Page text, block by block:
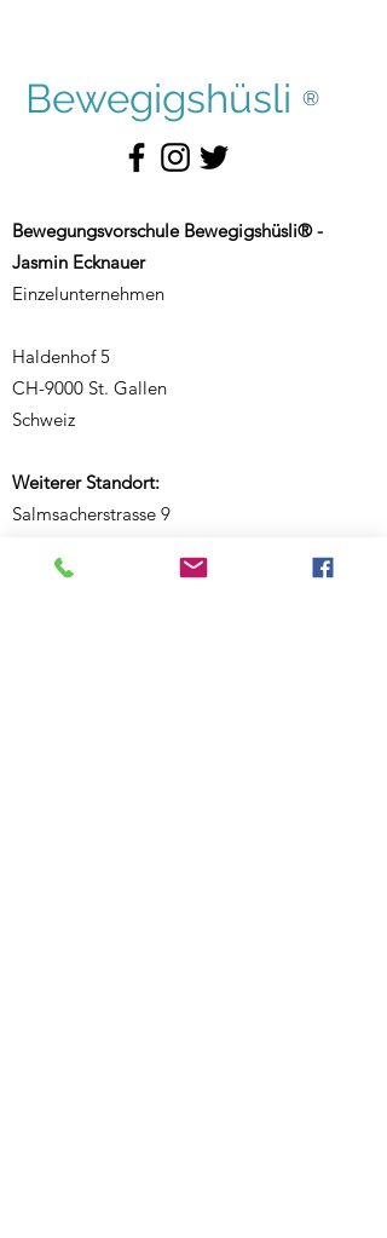
Bewegigshüsli ®
Bewegungsvorschule Bewegigshüsli® -
Jasmin Ecknauer
Einzelunternehmen
Haldenhof 5
CH-9000 St. Gallen
Schweiz
Weiterer Standort:
Salmsacherstrasse 9
Schweiz